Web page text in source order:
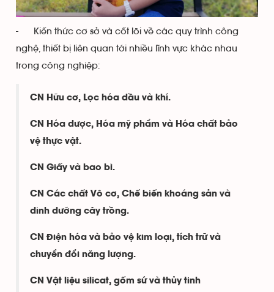
- Kiến thức cơ sở và cốt lõi về các quy trình công
nghệ, thiết bị liên quan tới nhiều lĩnh vực khác nhau
trong công nghiệp:
CN Hữu cơ, Lọc hóa dầu và khí.
CN Hóa dược, Hóa mỹ phẩm và Hóa chất bảo
vệ thực vật.
CN Giấy và bao bì.
CN Các chất Vô cơ, Chế biến khoáng sản và
dinh dưỡng cây trồng.
CN Điện hóa và bảo vệ kim loại, tích trữ và
chuyển đổi năng lượng.
CN Vật liệu silicat, gốm sứ và thủy tinh